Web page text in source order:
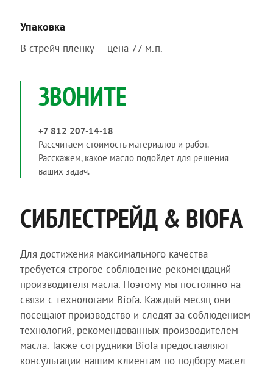
Упаковка
В стрейч пленку — цена 77 м.п.
ЗВОНИТЕ
+7 812 207-14-18
Рассчитаем стоимость материалов и работ.
Расскажем, какое масло подойдет для решения
ваших задач.
СИБЛЕСТРЕЙД & BIOFA
Для достижения максимального качества
требуется строгое соблюдение рекомендаций
производителя масла. Поэтому мы постоянно на
связи с технологами Biofa. Каждый месяц они
посещают производство и следят за соблюдением
технологий, рекомендованных производителем
масла. Также сотрудники Biofa предоставляют
консультации нашим клиентам по подбору масел